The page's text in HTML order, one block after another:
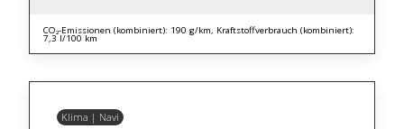
CO₂-Emissionen (kombiniert): 190 g/km, Kraftstoffverbrauch (kombiniert):
7,3 l/100 km
Klima | Navi